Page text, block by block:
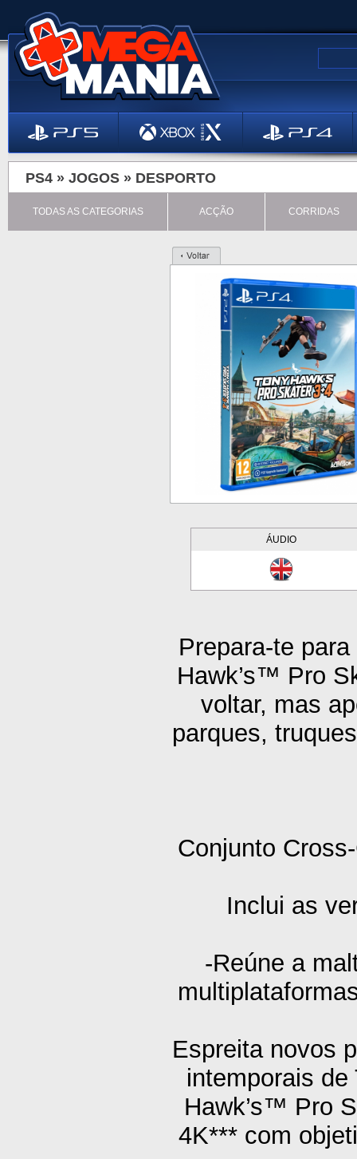
PS4 » JOGOS » DESPORTO
TODAS AS CATEGORIAS ACÇÃO CORRIDAS
ÁUDIO
Prepara-te
Hawk’s™ Pro
voltar, mas
parques,
Conjunto
Inclui as
-Reúne a
Espreita novos
intemporais
Hawk’s™ Pro
4K*** com